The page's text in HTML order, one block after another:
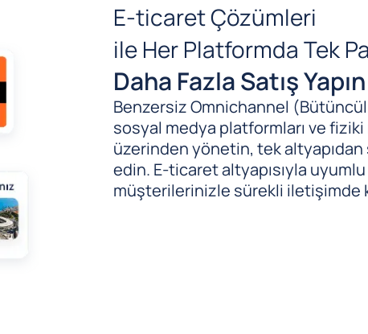
E-ticaret Çözümleri
ile Her Platformda Tek
Daha Fazla Satış
Benzersiz Omnichannel
sosyal medya platformları ve
üzerinden yönetin, tek altyapıdan
edin. E-ticaret altyapısıyla
müşterilerinizle sürekli iletişimde